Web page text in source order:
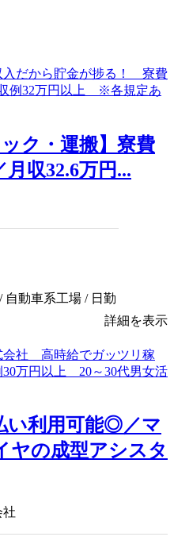
ク・運搬】寮費
収32.6万円...
自動車系工場 / 日勤
詳細を表示
い利用可能◎／マ
ヤの成型アシスタ
社